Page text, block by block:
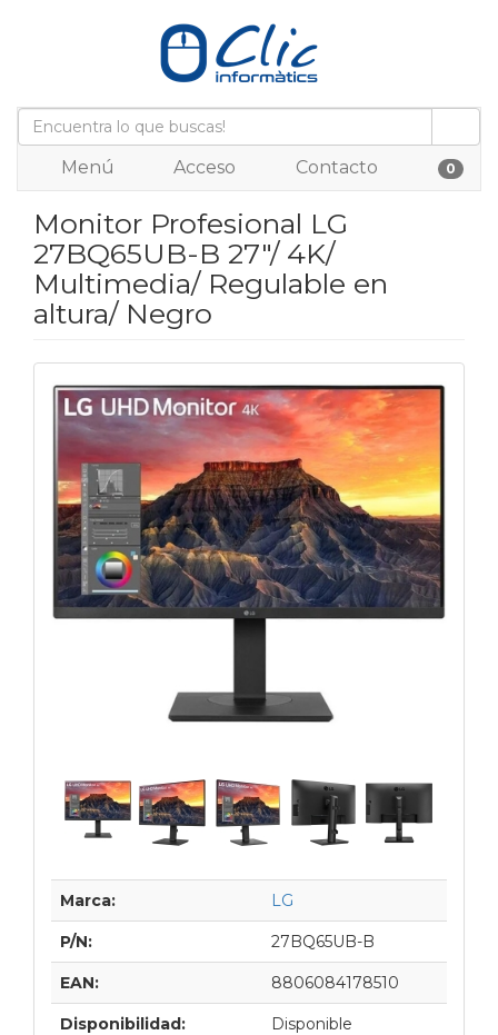
Menú Acceso Contacto 0
Monitor Profesional LG
27BQ65UB-B 27"/ 4K/
Multimedia/ Regulable en
altura/ Negro
Marca: LG
P/N: 27BQ65UB-B
EAN: 8806084178510
Disponibilidad: Disponible